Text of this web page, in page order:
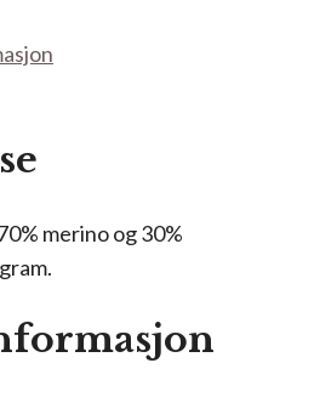
merino og 30%